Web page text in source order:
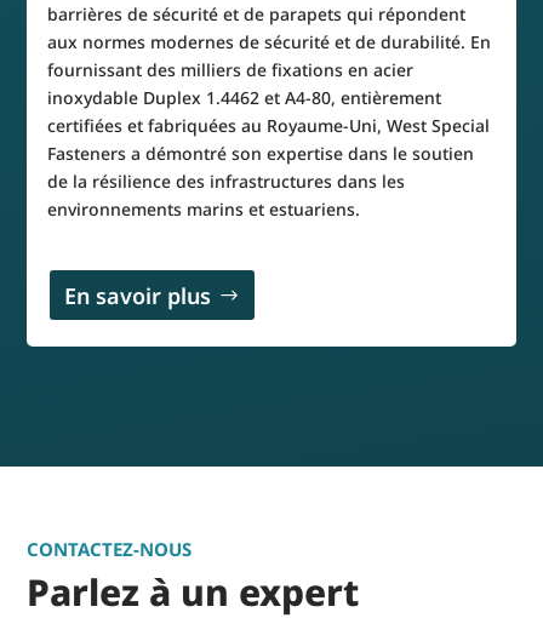
barrières de sécurité et de parapets qui répondent
aux normes modernes de sécurité et de durabilité. En
fournissant des milliers de fixations en acier
inoxydable Duplex 1.4462 et A4-80, entièrement
certifiées et fabriquées au Royaume-Uni, West Special
Fasteners a démontré son expertise dans le soutien
de la résilience des infrastructures dans les
environnements marins et estuariens.
En savoir plus
CONTACTEZ-NOUS
Parlez à un expert